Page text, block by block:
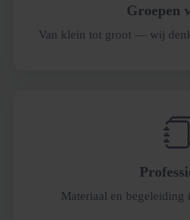
Groepen
Van klein tot groot — wij
Materiaal en begeleiding